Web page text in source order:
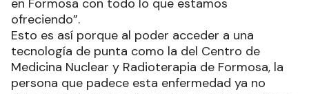
en Formosa con todo lo que estamos
ofreciendo”.
Esto es así porque al poder acceder a una
tecnología de punta como la del Centro de
Medicina Nuclear y Radioterapia de Formosa, la
persona que padece esta enfermedad ya no